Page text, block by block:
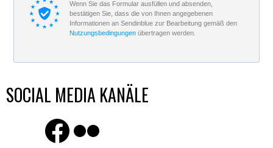
Wenn Sie das Formular ausfüllen und absenden,
bestätigen Sie, dass die von Ihnen angegebenen
Informationen an Sendinblue zur Bearbeitung gemäß den
Nutzungsbedingungenübertragen werden.
SOCIAL MEDIA KANÄLE
Finde uns auf Facebook
Flickr